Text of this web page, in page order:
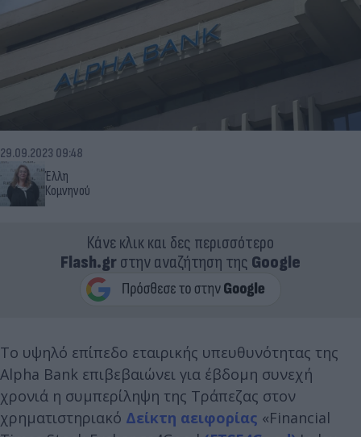
Έλλη
Κομνηνού
29.09.2023 09:48
Κάνε κλικ και δες περισσότερο
Flash.grστην αναζήτηση της Google
Το υψηλό επίπεδο εταιρικής υπευθυνότητας της
Alpha Bank επιβεβαιώνει για έβδομη συνεχή
χρονιά η συμπερίληψη της Τράπεζας στον
χρηματιστηριακό Δείκτη αειφορίας «Financial